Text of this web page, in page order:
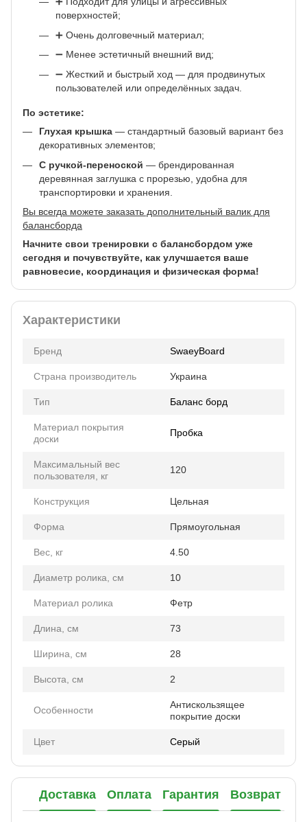
поверхностей;
➕ Очень долговечный материал;
➖ Менее эстетичный внешний вид;
➖ Жесткий и быстрый ход — для продвинутых
пользователей или определённых задач.
По эстетике:
Глухая крышка — стандартный базовый вариант без
декоративных элементов;
С ручкой-переноской — брендированная
деревянная заглушка с прорезью, удобна для
транспортировки и хранения.
Вы всегда можете заказать дополнительный валик для
балансборда
Начните свои тренировки с балансбордом уже
сегодня и почувствуйте, как улучшается ваше
равновесие, координация и физическая форма!
Характеристики
Бренд SwaeyBoard
Страна производитель Украина
Тип Баланс борд
Материал покрытия
доски
Пробка
Максимальный вес
пользователя, кг
120
Конструкция Цельная
Форма Прямоугольная
Вес, кг 4.50
Диаметр ролика, см 10
Материал ролика Фетр
Длина, см 73
Ширина, см 28
Высота, см 2
Особенности
Антискользящее
покрытие доски
Цвет Серый
Доставка Оплата Гарантия Возврат